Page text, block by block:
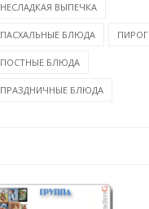
НЕСЛАДКАЯ ВЫПЕЧКА
ПАСХАЛЬНЫЕ БЛЮДА ПИРОГ
ПОСТНЫЕ БЛЮДА
ПРАЗДНИЧНЫЕ БЛЮДА